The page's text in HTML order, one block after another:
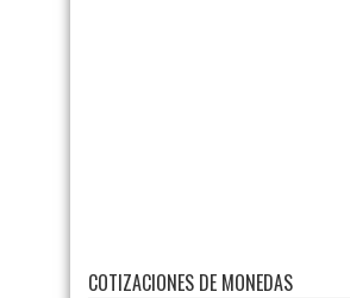
COTIZACIONES DE MONEDAS